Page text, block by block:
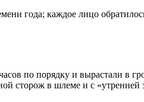
года; каждое лицо
по порядку и вырастали в
сторож в шлеме и с